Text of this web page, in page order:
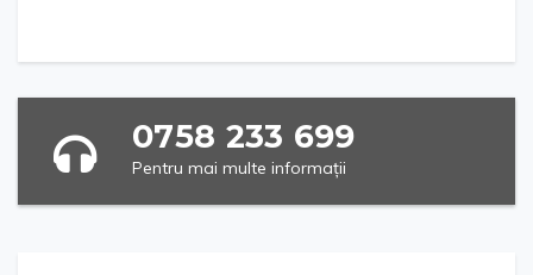
0758 233 699
Pentru mai multe informații